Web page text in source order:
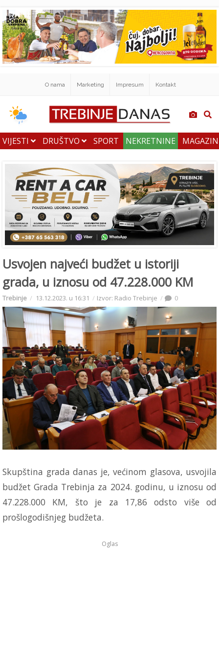
O nama Marketing Impresum Kontakt
VIJESTI DRUŠTVO SPORT NEKRETNINE
Usvojen najveći budžet u istoriji
grada, u iznosu od 47.228.000 KM
Trebinje 13.12.2023. u 16:31 Izvor: Radio Trebinje 0
Skupština grada danas je, većinom glasova, usvojila
budžet Grada Trebinja za 2024. godinu, u iznosu od
47.228.000 KM, što je za 17,86 odsto više od
prošlogodišnjeg budžeta.
Oglas